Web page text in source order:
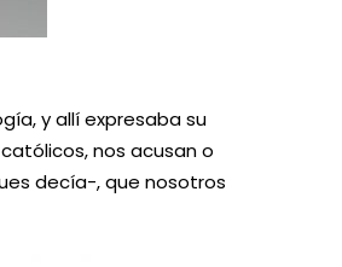
y allí expresaba su
nos acusan o
decía-, que nosotros